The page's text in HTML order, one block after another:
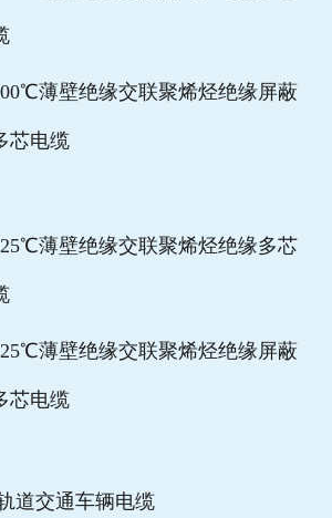
薄壁绝缘交联聚烯烃绝缘屏蔽
芯电缆
薄壁绝缘交联聚烯烃绝缘多芯
薄壁绝缘交联聚烯烃绝缘屏蔽
芯电缆
交通车辆电缆